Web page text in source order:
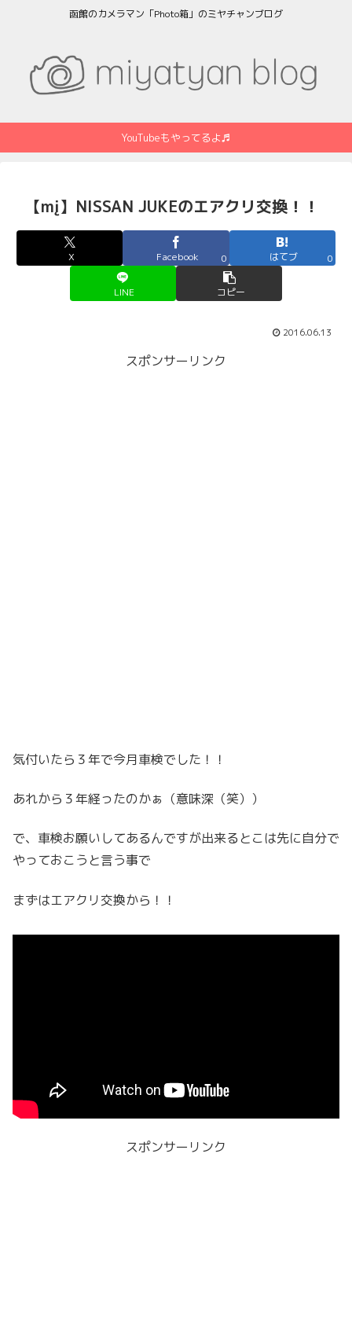
函館のカメラマン「Photo箱」のミヤチャンブログ
YouTubeもやってるよ♬
【mį】NISSAN JUKEのエアクリ交換！！
X Facebook 0 はてブ 0
LINE コピー
2016.06.13
スポンサーリンク
気付いたら３年で今月車検でした！！
あれから３年経ったのかぁ（意味深（笑））
で、車検お願いしてあるんですが出来るとこは先に自分で
やっておこうと言う事で
まずはエアクリ交換から！！
スポンサーリンク